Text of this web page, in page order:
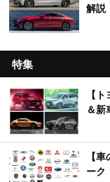
解説
特集
【
＆新
【
ーク